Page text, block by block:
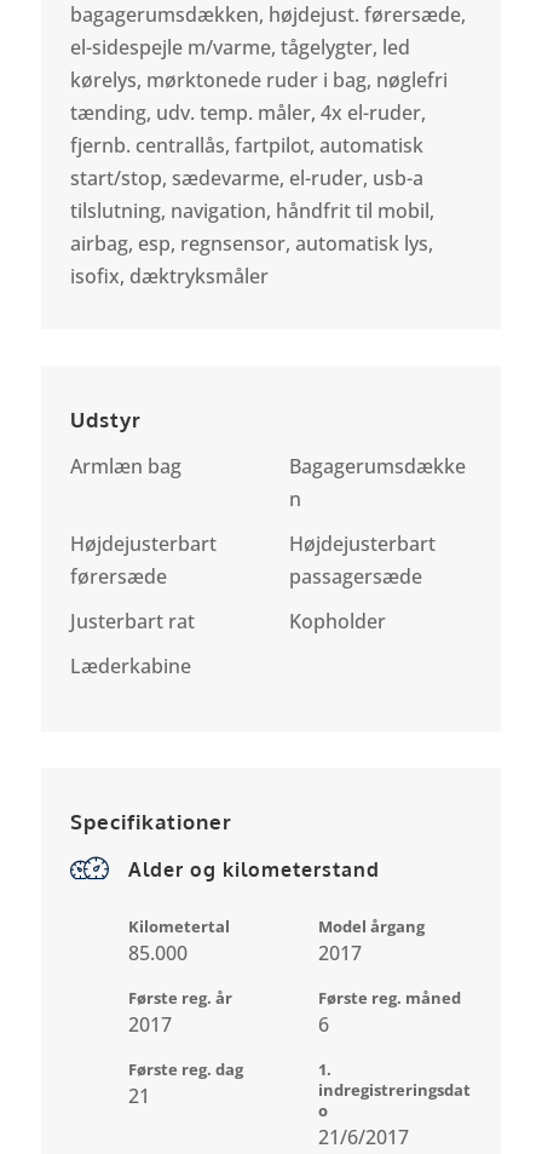
bagagerumsdækken, højdejust. førersæde,
el-sidespejle m/varme, tågelygter, led
kørelys, mørktonede ruder i bag, nøglefri
tænding, udv. temp. måler, 4x el-ruder,
fjernb. centrallås, fartpilot, automatisk
start/stop, sædevarme, el-ruder, usb-a
tilslutning, navigation, håndfrit til mobil,
airbag, esp, regnsensor, automatisk lys,
isofix, dæktryksmåler
Udstyr
Armlæn bag
Bagagerumsdække
n
Højdejusterbart
førersæde
Højdejusterbart
passagersæde
Justerbart rat
Kopholder
Læderkabine
Specifikationer
Alder og kilometerstand
Kilometertal
85.000
Model årgang
2017
Første reg. år
2017
Første reg. måned
6
Første reg. dag
21
1.
indregistreringsdat
o
21/6/2017